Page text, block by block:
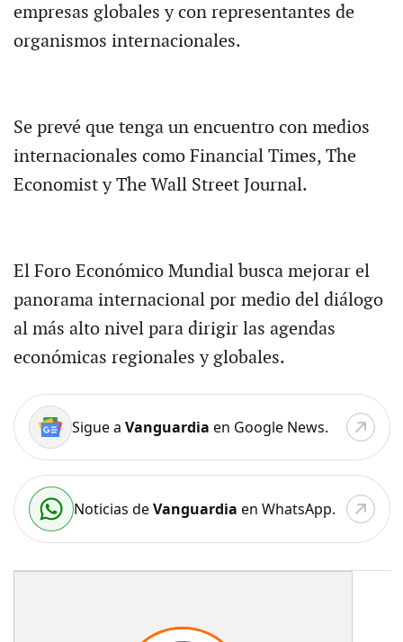
empresas globales y con representantes de
organismos internacionales.
Se prevé que tenga un encuentro con medios
internacionales como Financial Times, The
Economist y The Wall Street Journal.
El Foro Económico Mundial busca mejorar el
panorama internacional por medio del diálogo
al más alto nivel para dirigir las agendas
económicas regionales y globales.
Sigue a Vanguardia en Google News.
Noticias deVanguardia en WhatsApp.